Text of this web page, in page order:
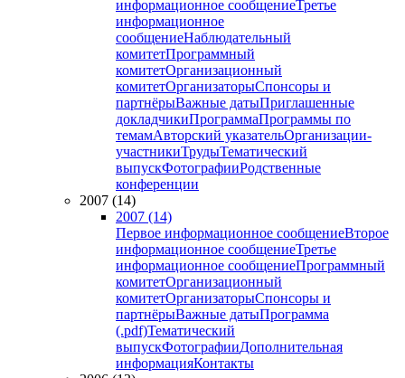
информационное сообщениеТретье
информационное
сообщениеНаблюдательный
комитетПрограммный
комитетОрганизационный
комитетОрганизаторыСпонсоры и
партнёрыВажные датыПриглашенные
докладчикиПрограммаПрограммы по
темамАвторский указательОрганизации-
участникиТрудыТематический
выпускФотографииРодственные
конференции
2007 (14)
2007 (14)
Первое информационное сообщениеВторое
информационное сообщениеТретье
информационное сообщениеПрограммный
комитетОрганизационный
комитетОрганизаторыСпонсоры и
партнёрыВажные датыПрограмма
(.pdf)Тематический
выпускФотографииДополнительная
информацияКонтакты